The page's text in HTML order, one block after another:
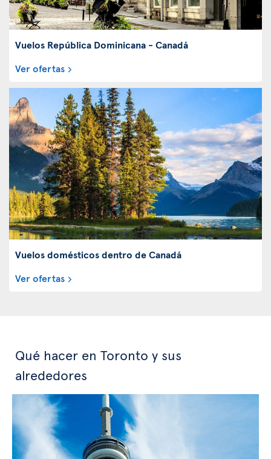
Vuelos República Dominicana - Canadá
Ver ofertas
Vuelos domésticos dentro de Canadá
Ver ofertas
Qué hacer en Toronto y sus
alrededores